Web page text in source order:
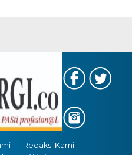
Redaksi Kami